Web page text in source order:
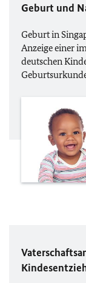
Geburt und
Geburt in
Anzeige einer
deutschen